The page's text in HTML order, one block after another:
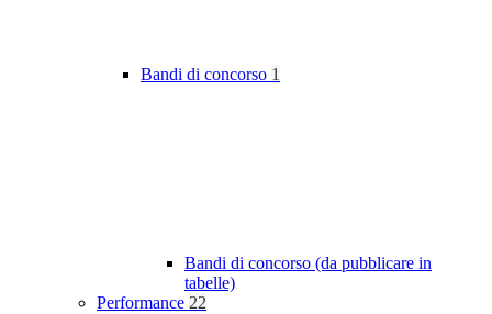
Bandi di concorso 1
Bandi di concorso (da pubblicare in
tabelle)
Performance 22